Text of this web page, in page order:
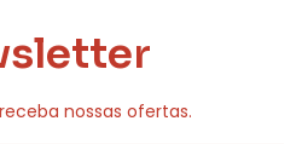
nossas ofertas.